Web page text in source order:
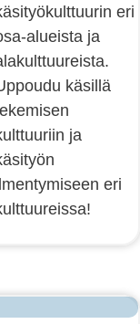
eri
alueista ja
käsillä
ja
eri